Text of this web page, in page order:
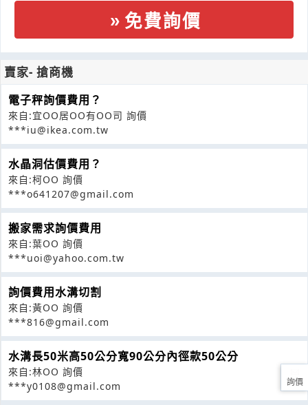
免費詢價
賣家- 搶商機
電子秤詢價費用？
來自:宜OO居OO有OO司 詢價
***iu@ikea.com.tw
水晶洞估價費用？
來自:柯OO 詢價
***o641207@gmail.com
搬家需求詢價費用
來自:葉OO 詢價
***uoi@yahoo.com.tw
詢價費用水溝切割
來自:黃OO 詢價
***816@gmail.com
水溝長50米高50公分寬90公分內徑款50公分
來自:林OO 詢價
***y0108@gmail.com
詢價